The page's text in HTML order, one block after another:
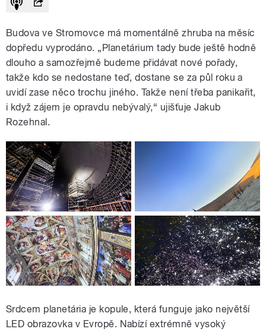
Budova ve Stromovce má momentálně zhruba na měsíc
dopředu vyprodáno. „Planetárium tady bude ještě hodně
dlouho a samozřejmě budeme přidávat nové pořady,
takže kdo se nedostane teď, dostane se za půl roku a
uvidí zase něco trochu jiného. Takže není třeba panikařit,
i kdyžzájem je opravdu nebývalý,“ ujišťuje Jakub
Rozehnal.
Srdcem planetária je kopule, která funguje jako největší
LED obrazovka v Evropě. Nabízí extrémně vysoký